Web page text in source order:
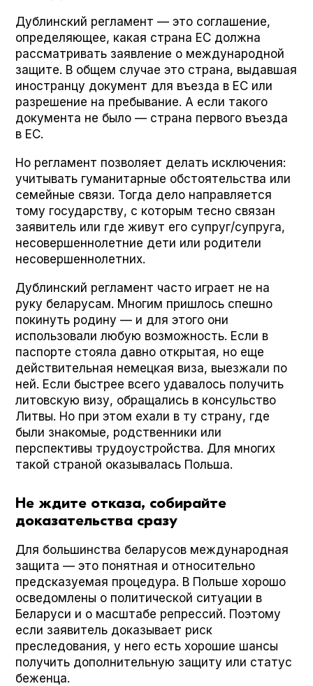
Дублинский регламент — это соглашение,
определяющее, какая страна ЕС должна
рассматривать заявление о международной
защите. В общем случае это страна, выдавшая
иностранцу документ для въезда в ЕС или
разрешение на пребывание. А если такого
документа не было — страна первого въезда
в ЕС.
Но регламент позволяет делать исключения:
учитывать гуманитарные обстоятельства или
семейные связи. Тогда дело направляется
тому государству, с которым тесно связан
заявитель или где живут его супруг/супруга,
несовершеннолетние дети или родители
несовершеннолетних.
Дублинский регламент часто играет не на
руку беларусам. Многим пришлось спешно
покинуть родину — и для этого они
использовали любую возможность. Если в
паспорте стояла давно открытая, но еще
действительная немецкая виза, выезжали по
ней. Если быстрее всего удавалось получить
литовскую визу, обращались в консульство
Литвы. Но при этом ехали в ту страну, где
были знакомые, родственники или
перспективы трудоустройства. Для многих
такой страной оказывалась Польша.
Не ждите отказа, собирайте
доказательства сразу
Для большинства беларусов международная
защита — это понятная и относительно
предсказуемая процедура. В Польше хорошо
осведомлены о политической ситуации в
Беларуси и о масштабе репрессий. Поэтому
если заявитель доказывает риск
преследования, у него есть хорошие шансы
получить дополнительную защиту или статус
беженца.